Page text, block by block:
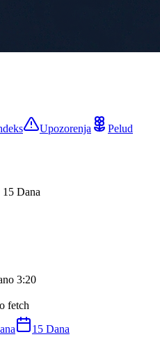
Upozorenja Pelud
15 Dana
3:20
fetch
15 Dana